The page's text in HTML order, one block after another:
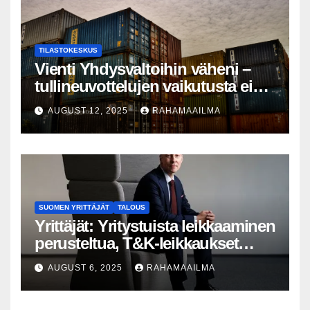
TILASTOKESKUS
Vienti Yhdysvaltoihin väheni –
tullineuvottelujen vaikutusta ei
silti näy
AUGUST 12, 2025 RAHAMAAILMA
SUOMEN YRITTÄJÄT TALOUS
Yrittäjät: Yritystuista leikkaaminen
perusteltua, T&K-leikkaukset
lyhytnäköistä kasvupolitiikkaa
AUGUST 6, 2025 RAHAMAAILMA